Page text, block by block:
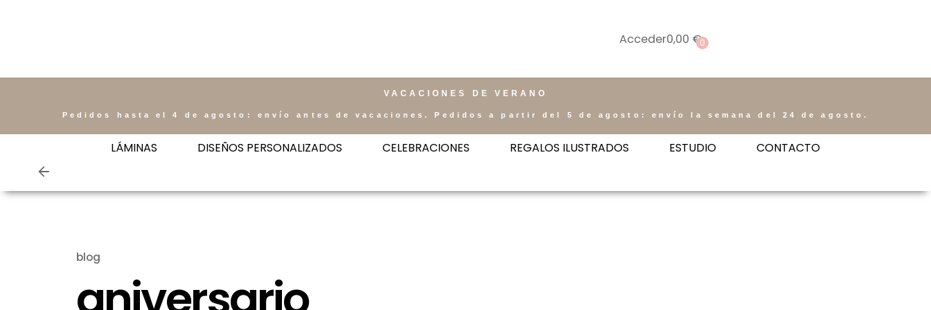
Acceder0,00 €0
VACACIONES DE VERANO
Pedidos hasta el 4 de agosto: envío antes de vacaciones. Pedidos a partir del 5 de agosto: envío la semana del 24 de agosto.
LÁMINAS DISEÑOS PERSONALIZADOS CELEBRACIONES REGALOS ILUSTRADOS ESTUDIO CONTACTO
blog